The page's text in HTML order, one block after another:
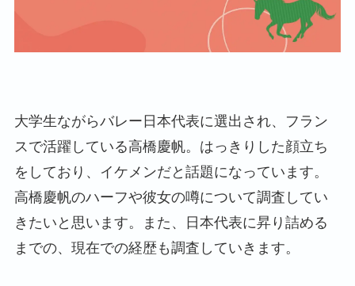
大学生ながらバレー日本代表に選出され、フラン
スで活躍している高橋慶帆。はっきりした顔立ち
をしており、イケメンだと話題になっています。
高橋慶帆のハーフや彼女の噂について調査してい
きたいと思います。また、日本代表に昇り詰める
までの、現在での経歴も調査していきます。